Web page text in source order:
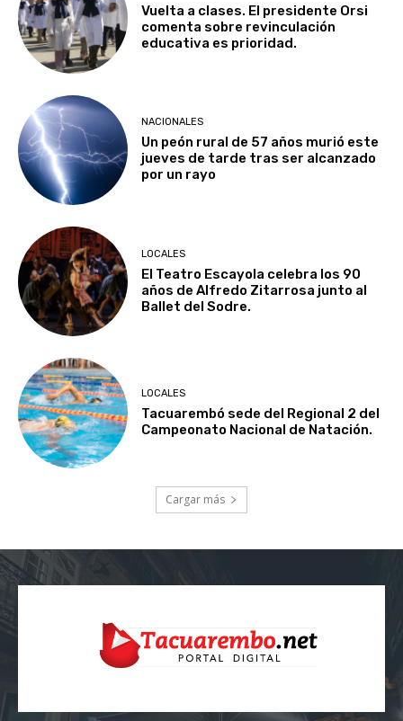
Vuelta a clases. El presidente Orsi
comenta sobre revinculación
educativa es prioridad.
NACIONALES
Un peón rural de 57 años murió este
jueves de tarde tras ser alcanzado
por un rayo
LOCALES
El Teatro Escayola celebra los 90
años de Alfredo Zitarrosa junto al
Ballet del Sodre.
LOCALES
Tacuarembó sede del Regional 2 del
Campeonato Nacional de Natación.
Cargar más